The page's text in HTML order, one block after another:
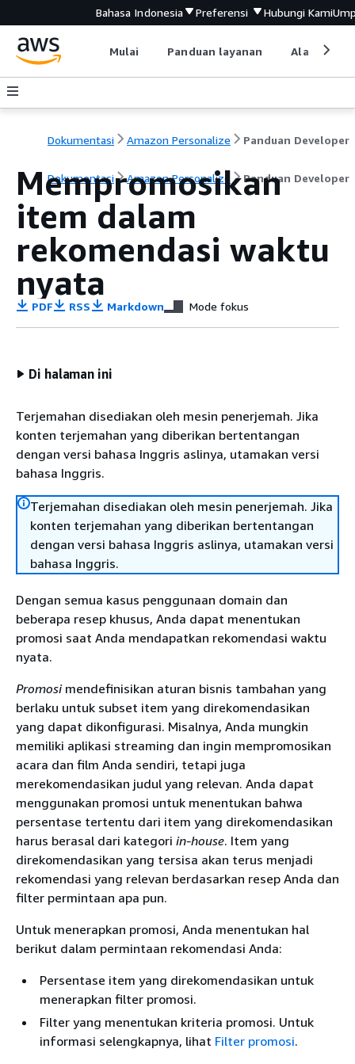
Bahasa Indonesia Preferensi Hubungi Kami
Mulai Panduan layanan Alat
Dokumentasi Amazon Personalize Panduan Developer
Dokumentasi Amazon Personalize Panduan Developer
Mempromosikan
item dalam
rekomendasi waktu
nyata
PDF RSS Markdown Mode fokus
Di halaman ini
Terjemahan disediakan oleh mesin penerjemah. Jika
konten terjemahan yang diberikan bertentangan
dengan versi bahasa Inggris aslinya, utamakan versi
bahasa Inggris.
Terjemahan disediakan oleh mesin penerjemah. Jika
konten terjemahan yang diberikan bertentangan
dengan versi bahasa Inggris aslinya, utamakan versi
bahasa Inggris.
Dengan semua kasus penggunaan domain dan
beberapa resep khusus, Anda dapat menentukan
promosi saat Anda mendapatkan rekomendasi waktu
nyata.
Promosimendefinisikan aturan bisnis tambahan yang
berlaku untuk subset item yang direkomendasikan
yang dapat dikonfigurasi. Misalnya, Anda mungkin
memiliki aplikasi streaming dan ingin mempromosikan
acara dan film Anda sendiri, tetapi juga
merekomendasikan judul yang relevan. Anda dapat
menggunakan promosi untuk menentukan bahwa
persentase tertentu dari item yang direkomendasikan
harus berasal dari kategori in-house. Item yang
direkomendasikan yang tersisa akan terus menjadi
rekomendasi yang relevan berdasarkan resep Anda dan
filter permintaan apa pun.
Untuk menerapkan promosi, Anda menentukan hal
berikut dalam permintaan rekomendasi Anda:
Persentase item yang direkomendasikan untuk
menerapkan filter promosi.
Filter yang menentukan kriteria promosi. Untuk
informasi selengkapnya, lihat Filter promosi.